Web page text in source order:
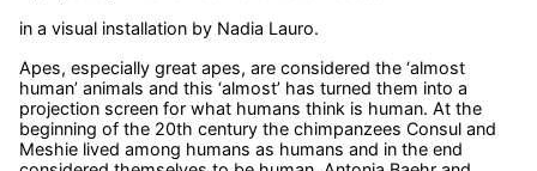
in a visual installation by Nadia Lauro.
Apes, especially great apes, are considered the ‘almost
human’ animals and this ‘almost’ has turned them into a
projection screen for what humans think is human. At the
beginning of the 20th century the chimpanzees Consul and
Meshie lived among humans as humans and in the end